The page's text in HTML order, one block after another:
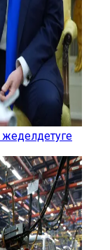
жеделдетуге